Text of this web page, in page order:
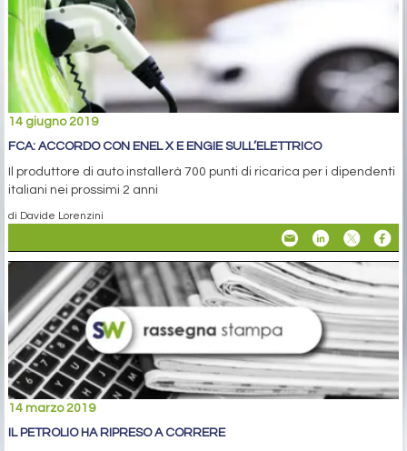
14 giugno 2019
FCA: ACCORDO CON ENEL X E ENGIE SULL’ELETTRICO
Il produttore di auto installerà 700 punti di ricarica per i dipendenti
italiani nei prossimi 2 anni
di Davide Lorenzini
14 marzo 2019
IL PETROLIO HA RIPRESO A CORRERE